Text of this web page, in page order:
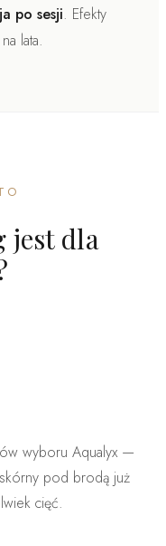
po sesji. Efekty
lata.
jest dla
wyboru Aqualyx —
pod brodą już
cięć.